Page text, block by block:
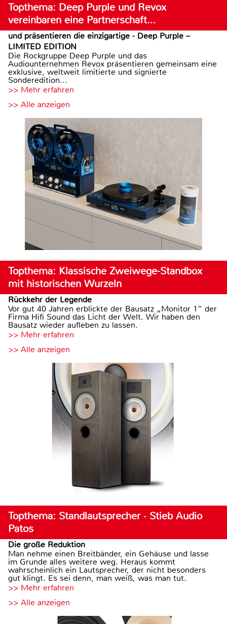
Topthema: Deep Purple und Revox
vereinbaren eine Partnerschaft…
und präsentieren die einzigartige - Deep Purple –
LIMITED EDITION
Die Rockgruppe Deep Purple und das
Audiounternehmen Revox präsentieren gemeinsam eine
exklusive, weltweit limitierte und signierte
Sonderedition...
>> Mehr erfahren
>> Alle anzeigen
Topthema: Klassische Zweiwege-Standbox
mit historischen Wurzeln
Rückkehr der Legende
Vor gut 40 Jahren erblickte der Bausatz „Monitor 1“ der
Firma Hifi Sound das Licht der Welt. Wir haben den
Bausatz wieder aufleben zu lassen.
>> Mehr erfahren
>> Alle anzeigen
Topthema: Standlautsprecher · Stieb Audio
Patos
Die große Reduktion
Man nehme einen Breitbänder, ein Gehäuse und lasse
im Grunde alles weitere weg. Heraus kommt
wahrscheinlich ein Lautsprecher, der nicht besonders
gut klingt. Es sei denn, man weiß, was man tut.
>> Mehr erfahren
>> Alle anzeigen